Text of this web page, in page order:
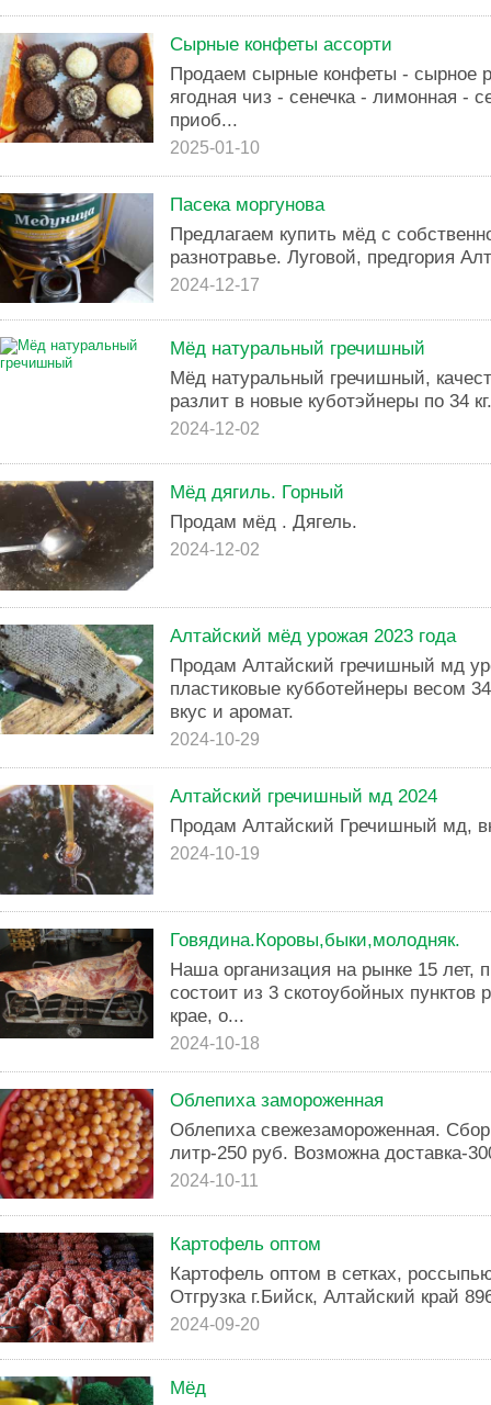
Сырные конфеты ассорти
Продаем сырные конфеты - сырное
ягодная чиз - сенечка - лимонная -
приоб...
2025-01-10
Пасека моргунова
Предлагаем купить мёд с
разнотравье. Луговой, предгория
2024-12-17
Мёд натуральный гречишный
Мёд натуральный гречишный,
разлит в новые куботэйнеры по 34
2024-12-02
Мёд дягиль. Горный
Продам мёд . Дягель.
2024-12-02
Алтайский мёд урожая 2023 года
Продам Алтайский гречишный мд
пластиковые кубботейнеры весом
вкус и аромат.
2024-10-29
Алтайский гречишный мд 2024
Продам Алтайский Гречишный мд,
2024-10-19
Говядина.Коровы,быки,молодняк.
Наша организация на рынке 15 лет,
состоит из 3 скотоубойных
крае, о...
2024-10-18
Облепиха замороженная
Облепиха свежезамороженная.
литр-250 руб. Возможна доставка-
2024-10-11
Картофель оптом
Картофель оптом в сетках,
Отгрузка г.Бийск, Алтайский край
2024-09-20
Мёд